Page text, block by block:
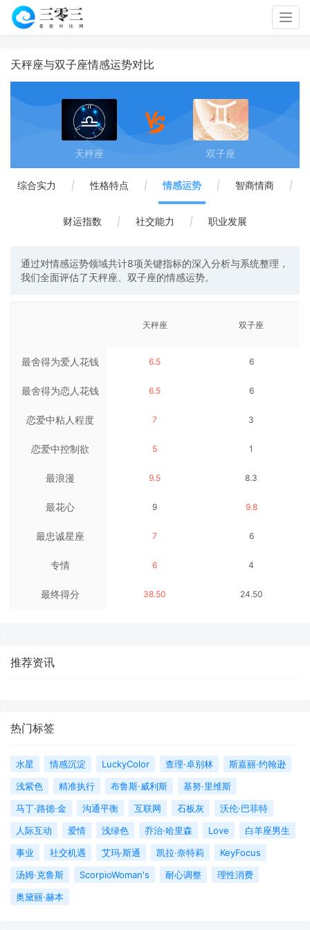
天秤座与双子座情感运势对比
天秤座 双子座
综合实力 | 性格特点 | 情感运势 | 智商情商 |
财运指数 | 社交能力 | 职业发展
通过对情感运势领域共计8项关键指标的深入分析与系统整理，
我们全面评估了天秤座、双子座的情感运势。
最舍得为爱人花钱
最舍得为恋人花钱
恋爱中粘人程度
恋爱中控制欲
最浪漫
最花心
最忠诚星座
专情
最终得分
天秤座
6.5
6.5
7
5
9.5
9
7
6
38.50
双子座
6
6
3
1
8.3
9.8
6
4
24.50
推荐资讯
热门标签
水星 情感沉淀 LuckyColor 查理·卓别林
斯嘉丽·约翰逊
浅紫色
精准执行 布鲁斯·威利斯
基努·里维斯
马丁·路德·金
沟通平衡 互联网 石板灰
沃伦·巴菲特
人际互动
爱情 浅绿色 乔治·哈里森 Love
白羊座男生
事业
社交机遇 艾玛·斯通 凯拉·奈特莉
KeyFocus
汤姆·克鲁斯
ScorpioWoman's 耐心调整
理性消费
奥黛丽·赫本